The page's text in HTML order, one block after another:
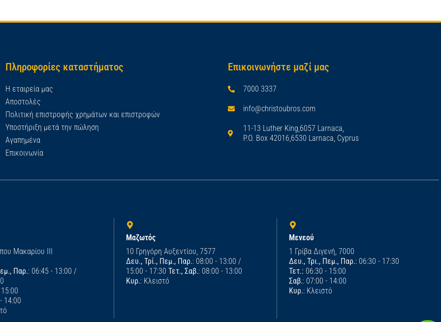
Πληροφορίες καταστήματος
Η εταιρεία μας
Αποστολές
Πολιτική επιστροφής χρημάτων και επιστροφών
Υποστήριξη μετά την πώληση
Αγαπημένα
Επικοινωνία
Επικοινωνήστε μαζί μας
7000 3337
info@christoubros.com
11-13 Luther King,6057 Larnaca,
P.O. Box 42016,6530 Larnaca, Cyprus
Μακαρίου ΙΙΙ
Παρ.: 06:45 - 13:00 /
14:00
Μαζωτός
10 Γρηγόρη Αυξεντίου, 7577
Δευ., Τρί., Πεμ., Παρ.: 08:00 - 13:00 /
15:00 - 17:30 Τετ., Σαβ.: 08:00 - 13:00
Κυρ.: Κλειστό
Μενεού
1 Γρίβα Διγενή, 7000
Δευ., Τρι., Πεμ., Παρ.: 06:30 - 17:30
Τετ.: 06:30 - 15:00
Σαβ.: 07:00 - 14:00
Κυρ.: Κλειστό